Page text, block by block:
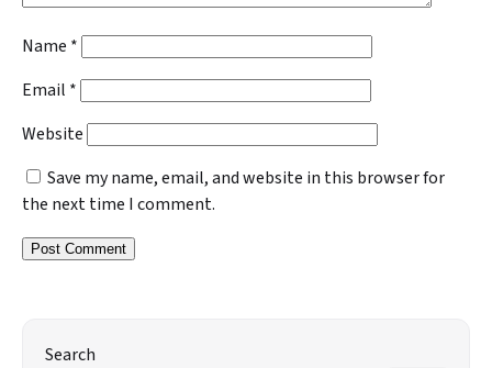
Name *
Email *
Website
Save my name, email, and website in this browser for
the next time I comment.
Search